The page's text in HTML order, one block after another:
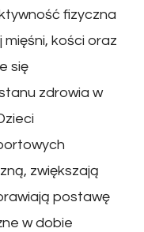
fizyczna
kości oraz
się
zdrowia w
zwiększają
postawę
w dobie